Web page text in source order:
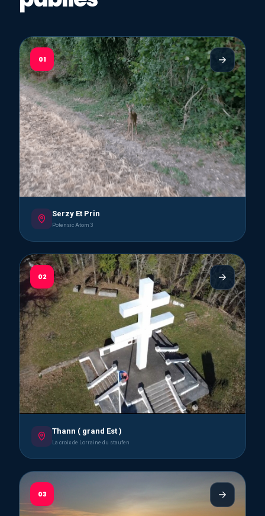
01
Serzy Et Prin
Potensic Atom 3
02
Thann ( grand Est )
La croix de Lorraine du staufen
03